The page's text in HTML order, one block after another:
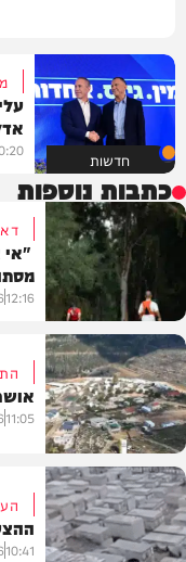
חדשות
כתבות נוספות
חדשות
"אי
12:16
חדשות
11:05
10:41